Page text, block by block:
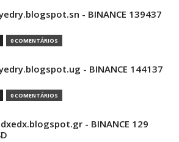
- BINANCE 139437
0 COMENTÁRIOS
- BINANCE 144137
0 COMENTÁRIOS
- BINANCE 129